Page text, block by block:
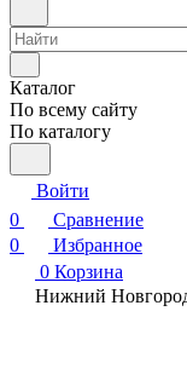
Каталог
По всему сайту
По каталогу
Войти
0
Сравнение
0
Избранное
0 Корзина
Нижний